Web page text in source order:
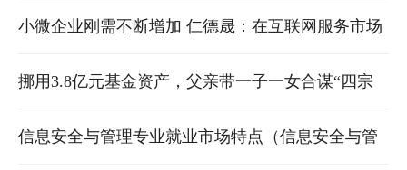
场排名榜）
小微企业刚需不断增加 仁德晟：在互联网服务市场
爆发的今天
挪用3.8亿元基金资产，父亲带一子一女合谋“四宗
罪”，均遭终身市场禁入
信息安全与管理专业就业市场特点（信息安全与管